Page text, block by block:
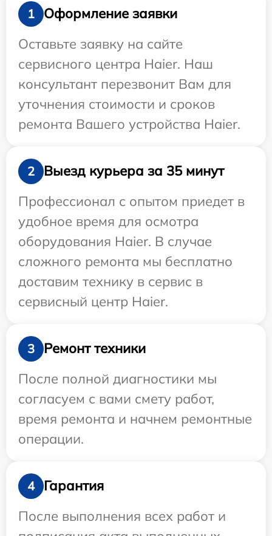
1
Оформление заявки
Оставьте заявку на сайте
сервисного центра Haier. Наш
консультант перезвонит Вам для
уточнения стоимости и сроков
ремонта Вашего устройства Haier.
2
Выезд курьера за 35 минут
Профессионал с опытом приедет в
удобное время для осмотра
оборудования Haier. В случае
сложного ремонта мы бесплатно
доставим технику в сервис в
сервисный центр Haier.
3
Ремонт техники
После полной диагностики мы
согласуем с вами смету работ,
время ремонта и начнем ремонтные
операции.
4
Гарантия
После выполнения всех работ и